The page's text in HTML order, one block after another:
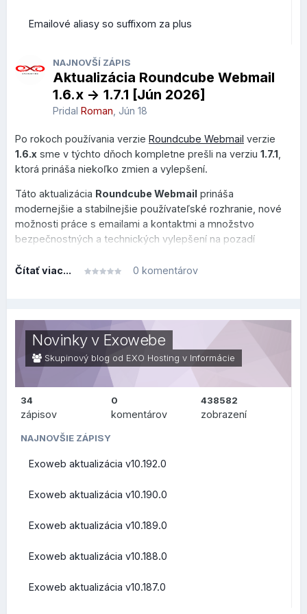
Emailové aliasy so suffixom za plus
NAJNOVŠÍ ZÁPIS
Aktualizácia Roundcube Webmail
1.6.x -> 1.7.1 [Jún 2026]
Pridal Roman Jún 18
Po rokoch používania verzie Roundcube Webmail verzie
1.6.x sme v týchto dňoch kompletne prešli na verziu 1.7.1
ktorá prináša niekoľko zmien a vylepšení.
Táto aktualizácia Roundcube Webmail prináša
modernejšie a stabilnejšie používateľské rozhranie, nové
možnosti práce s emailami a kontaktmi a množstvo
bezpečnostných a technických vylepšení na pozadí
oblasti IT), v druhej sekcii je prehľad, čo sa zmenilo na
bežnej používateľskej úrovni.
ZMENY PRE
POUŽÍVATEĽOV (FRONT-
END)
Roundcube Webmail
Čítať viac... 0 komentárov
Novinky v Exowebe
Skupinový blog od EXO Hosting v Informácie
34
zápisov
0
komentárov
438582
zobrazení
NAJNOVŠIE ZÁPISY
Exoweb aktualizácia v10.192.0
Exoweb aktualizácia v10.190.0
Exoweb aktualizácia v10.189.0
Exoweb aktualizácia v10.188.0
Exoweb aktualizácia v10.187.0